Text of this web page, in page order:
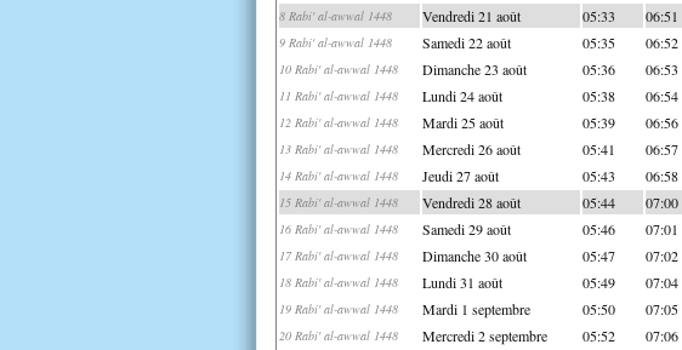
8 Rabi' al-awwal 1448 Vendredi 21 août 05:33 06:51
9 Rabi' al-awwal 1448 Samedi 22 août 05:35 06:52
10 Rabi' al-awwal 1448 Dimanche 23 août 05:36 06:53
11 Rabi' al-awwal 1448 Lundi 24 août 05:38 06:54
12 Rabi' al-awwal 1448 Mardi 25 août 05:39 06:56
13 Rabi' al-awwal 1448 Mercredi 26 août 05:41 06:57
14 Rabi' al-awwal 1448 Jeudi 27 août 05:43 06:58
15 Rabi' al-awwal 1448 Vendredi 28 août 05:44 07:00
16 Rabi' al-awwal 1448 Samedi 29 août 05:46 07:01
17 Rabi' al-awwal 1448 Dimanche 30 août 05:47 07:02
18 Rabi' al-awwal 1448 Lundi 31 août 05:49 07:04
19 Rabi' al-awwal 1448 Mardi 1 septembre 05:50 07:05
20 Rabi' al-awwal 1448 Mercredi 2 septembre 05:52 07:06